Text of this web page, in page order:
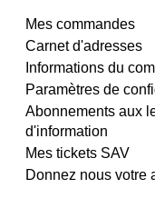
Mes commandes
Carnet d'adresses
Informations du
Paramètres de
Abonnements aux
d'information
Mes tickets SAV
Donnez nous votre